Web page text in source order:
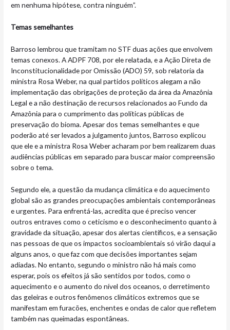
em nenhuma hipótese, contra ninguém”.
Temas semelhantes
Barroso lembrou que tramitam no STF duas ações que envolvem
temas conexos. A ADPF 708, por ele relatada, e a Ação Direta de
Inconstitucionalidade por Omissão (ADO) 59, sob relatoria da
ministra Rosa Weber, na qual partidos políticos alegam a não
implementação das obrigações de proteção da área da Amazônia
Legal e a não destinação de recursos relacionados ao Fundo da
Amazônia para o cumprimento das políticas públicas de
preservação do bioma. Apesar dos temas semelhantes e que
poderão até ser levados a julgamento juntos, Barroso explicou
que ele e a ministra Rosa Weber acharam por bem realizarem duas
audiências públicas em separado para buscar maior compreensão
sobre o tema.
Segundo ele, a questão da mudança climática e do aquecimento
global são as grandes preocupações ambientais contemporâneas
e urgentes. Para enfrentá-las, acredita que é preciso vencer
outros entraves como o ceticismo e o desconhecimento quanto à
gravidade da situação, apesar dos alertas científicos, e a sensação
nas pessoas de que os impactos socioambientais só virão daqui a
alguns anos, o que faz com que decisões importantes sejam
adiadas. No entanto, segundo o ministro não há mais como
esperar, pois os efeitos já são sentidos por todos, como o
aquecimento e o aumento do nível dos oceanos, o derretimento
das geleiras e outros fenômenos climáticos extremos que se
manifestam em furacões, enchentes e ondas de calor que refletem
também nas queimadas espontâneas.